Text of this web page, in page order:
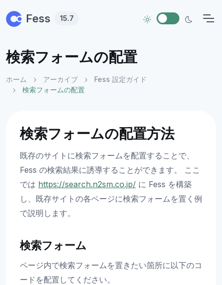
Fess 15.7
検索フォームの配置
ホーム アーカイブ
Fess 設定ガイド
検索フォームの配置
検索フォームの配置方法
既存のサイトに検索フォームを配置することで、
Fess の検索結果に誘導することができます。 ここ
では https://search.n2sm.co.jp/ に Fess を構築
し、既存サイトの各ページに検索フォームを置く例
で説明します。
検索フォーム
ページ内で検索フォームを置きたい箇所に以下のコ
ードを配置してください。